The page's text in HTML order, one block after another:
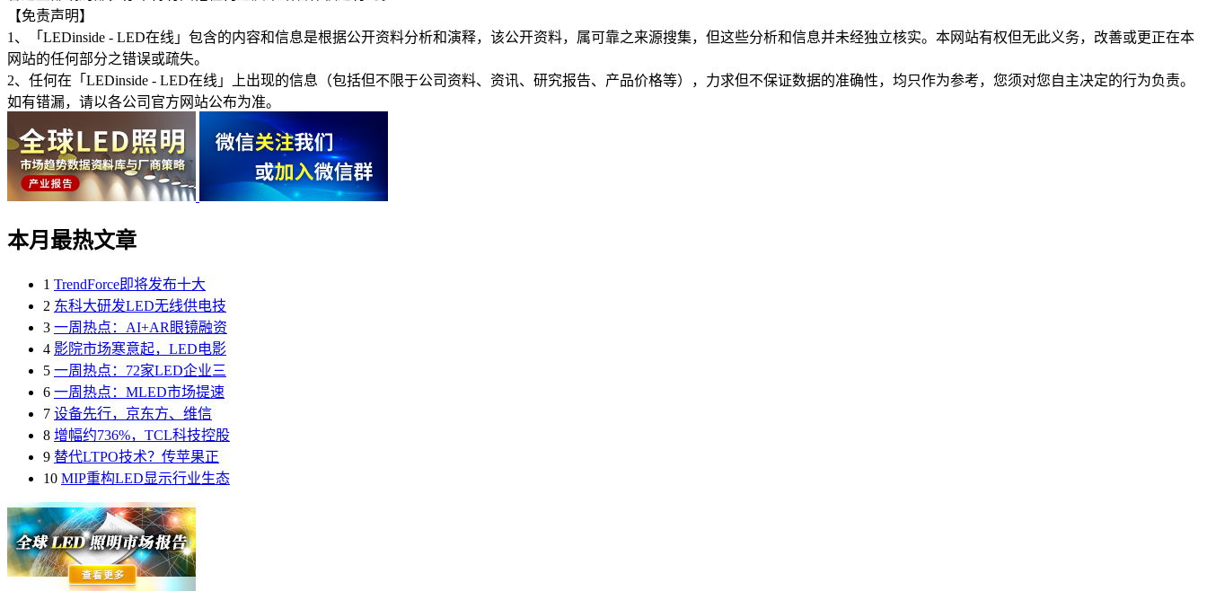
【免责声明】
1、「LEDinside - LED在线」包含的内容和信息是根据公开资料分析和演释，该公开资料，属可靠之来源搜集，但这些分析和信息并未经独立核实。本网站有权但无此义务，改善或更正在本
网站的任何部分之错误或疏失。
2、任何在「LEDinside - LED在线」上出现的信息（包括但不限于公司资料、资讯、研究报告、产品价格等），力求但不保证数据的准确性，均只作为参考，您须对您自主决定的行为负责。
如有错漏，请以各公司官方网站公布为准。
本月最热文章
1 TrendForce即将发布十大
2 东科大研发LED无线供电技
3 一周热点：AI+AR眼镜融资
4 影院市场寒意起，LED电影
5 一周热点：72家LED企业三
6 一周热点：MLED市场提速
7 设备先行，京东方、维信
8 增幅约736%，TCL科技控股
9 替代LTPO技术？传苹果正
10 MIP重构LED显示行业生态